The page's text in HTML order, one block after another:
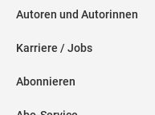
Autoren und Autorinnen
Karriere / Jobs
Abonnieren